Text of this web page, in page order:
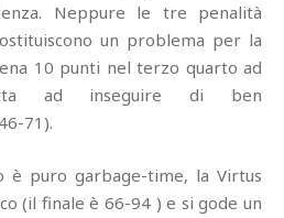
Neppure le tre penalità
un problema per la
10 punti nel terzo quarto ad
ad inseguire di ben
71).
è puro garbage-time, la Virtus
(il finale è 66-94 ) e si gode un